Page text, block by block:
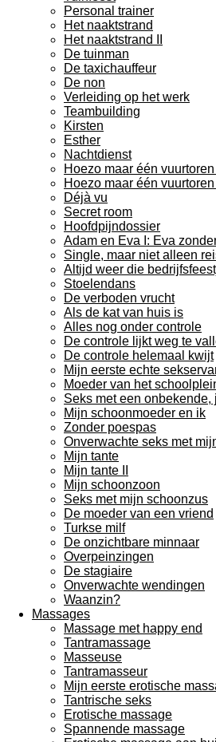
Personal trainer
Het naaktstrand
Het naaktstrand II
De tuinman
De taxichauffeur
De non
Verleiding op het werk
Teambuilding
Kirsten
Esther
Nachtdienst
Hoezo maar één vuurtoren
Hoezo maar één vuurtoren
Déjà vu
Secret room
Hoofdpijndossier
Adam en Eva I: Eva
Single, maar niet alleen
Altijd weer die
Stoelendans
De verboden vrucht
Als de kat van huis is
Alles nog onder controle
De controle lijkt weg te
De controle helemaal kwijt
Mijn eerste echte
Moeder van het
Seks met een onbekende,
Mijn schoonmoeder en ik
Zonder poespas
Onverwachte seks met
Mijn tante
Mijn tante II
Mijn schoonzoon
Seks met mijn schoonzus
De moeder van een vriend
Turkse milf
De onzichtbare minnaar
Overpeinzingen
De stagiaire
Onverwachte wendingen
Waanzin?
Massages
Massage met happy end
Tantramassage
Masseuse
Tantramasseur
Mijn eerste erotische
Tantrische seks
Erotische massage
Spannende massage